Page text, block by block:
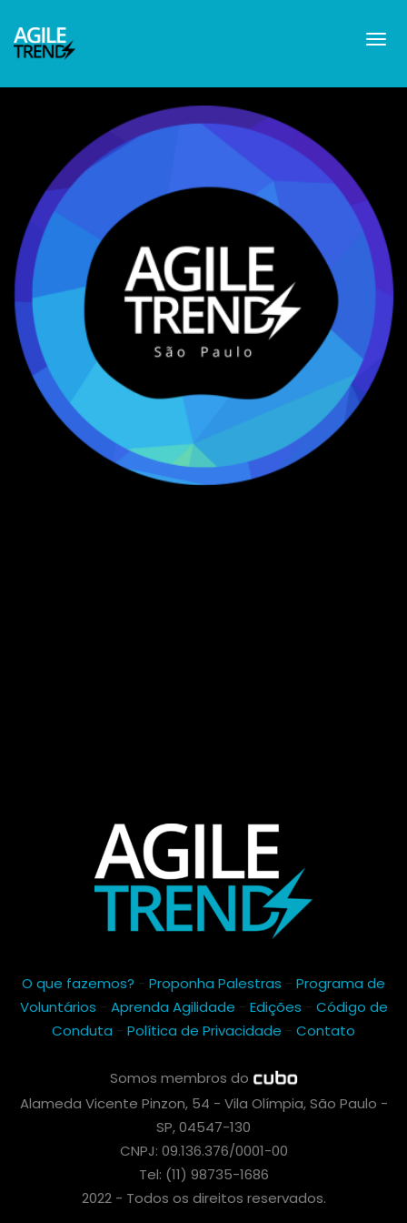
O que fazemos? - Proponha Palestras - Programa de
Voluntários - Aprenda Agilidade - Edições - Código de
Conduta - Política de Privacidade - Contato
Somos membros do
Alameda Vicente Pinzon, 54 - Vila Olímpia, São Paulo -
SP, 04547-130
CNPJ: 09.136.376/0001-00
Tel: (11) 98735-1686
2022 - Todos os direitos reservados.